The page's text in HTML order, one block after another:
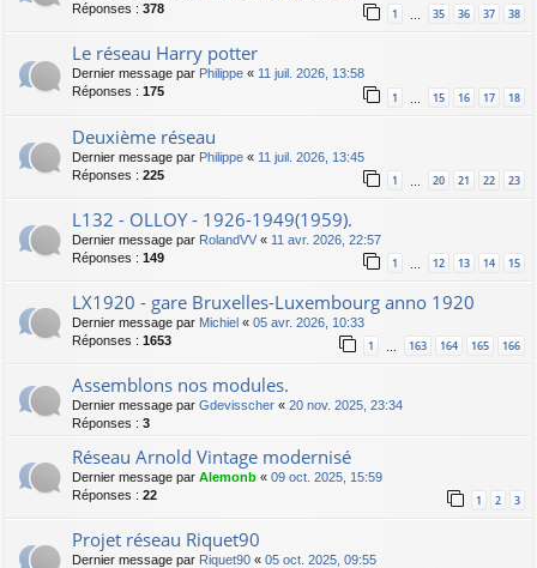
Réponses : 378 1 … 35 36 37 38
Le réseau Harry potter
Dernier message par Philippe « 11 juil. 2026, 13:58
Réponses : 175 1 15 16 17 18
Deuxième réseau
Dernier message par Philippe « 11 juil. 2026, 13:45
Réponses : 225 1 20 21 22 23
L132 - OLLOY - 1926-1949(1959).
Dernier message par RolandVV « 11 avr. 2026, 22:57
Réponses : 149 1 12 13 14 15
LX1920 - gare Bruxelles-Luxembourg anno 1920
Dernier message par Michiel « 05 avr. 2026, 10:33
Réponses : 1653 1 163 164 165 166
Assemblons nos modules.
Dernier message par Gdevisscher « 20 nov. 2025, 23:34
Réponses : 3
Réseau Arnold Vintage modernisé
Dernier message par Alemonb « 09 oct. 2025, 15:59
Réponses : 22 1 2 3
Projet réseau Riquet90
Dernier message par Riquet90 « 05 oct. 2025, 09:55